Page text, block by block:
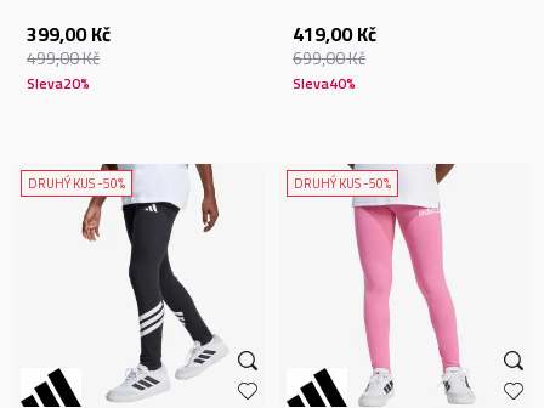
399,00 Kč
499,00Kč
Sleva20%
419,00 Kč
699,00Kč
Sleva40%
DRUHÝ KUS -50% DRUHÝ KUS -50%